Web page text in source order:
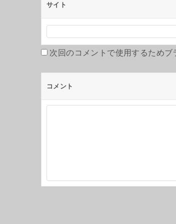
サイト
次回のコメントで使用するためブ
コメント